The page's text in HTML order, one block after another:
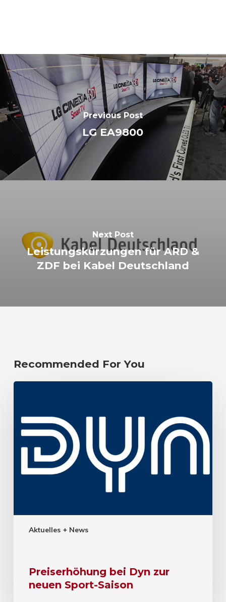
Previous Post
LG EA9800
Next Post
Leistungskürzungen für ARD &
ZDF bei Kabel Deutschland
Recommended For You
Aktuelles + News
Preiserhöhung bei Dyn zur
neuen Sport-Saison